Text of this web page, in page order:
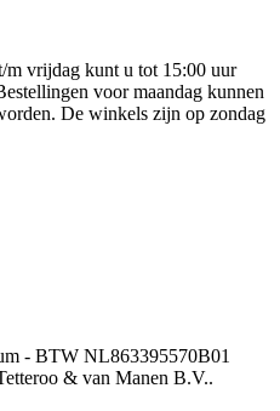
m vrijdag kunt u tot 15:00 uur
voor maandag kunnen
De winkels zijn op zondag
- BTW NL863395570B01
& van Manen B.V..